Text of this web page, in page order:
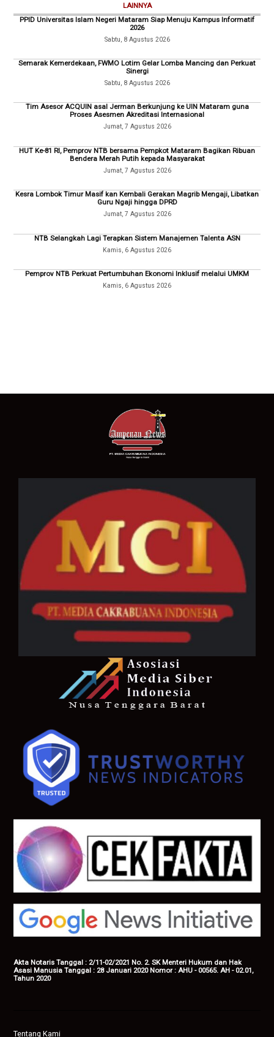
LAINNYA
PPID Universitas Islam Negeri Mataram Siap Menuju Kampus Informatif
2026
Sabtu, 8 Agustus 2026
Semarak Kemerdekaan, FWMO Lotim Gelar Lomba Mancing dan Perkuat
Sinergi
Sabtu, 8 Agustus 2026
Tim Asesor ACQUIN asal Jerman Berkunjung ke UIN Mataram guna
Proses Asesmen Akreditasi Internasional
Jumat, 7 Agustus 2026
HUT Ke-81 RI, Pemprov NTB bersama Pempkot Mataram Bagikan Ribuan
Bendera Merah Putih kepada Masyarakat
Jumat, 7 Agustus 2026
Kesra Lombok Timur Masif kan Kembali Gerakan Magrib Mengaji, Libatkan
Guru Ngaji hingga DPRD
Jumat, 7 Agustus 2026
NTB Selangkah Lagi Terapkan Sistem Manajemen Talenta ASN
Kamis, 6 Agustus 2026
Pemprov NTB Perkuat Pertumbuhan Ekonomi Inklusif melalui UMKM
Kamis, 6 Agustus 2026
Akta Notaris Tanggal : 2/11-02/2021 No. 2. SK Menteri Hukum dan Hak
Asasi Manusia Tanggal : 28 Januari 2020 Nomor : AHU - 00565. AH - 02.01,
Tahun 2020
Tentang Kami